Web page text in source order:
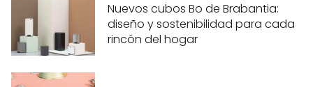
Nuevos cubos Bo de Brabantia:
diseño y sostenibilidad para cada
rincón del hogar